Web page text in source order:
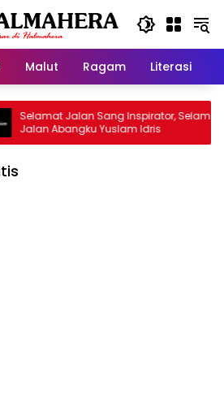
Malut Ragam Literasi
Jalan Sang Inspirator, Selamat
Abangku Yuslam Idris